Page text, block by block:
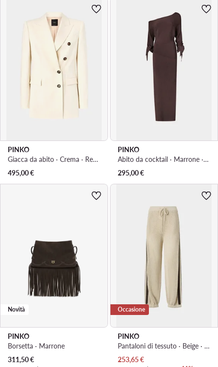
PINKO
Giacca da abito · Crema · Regular Fit
495,00€
PINKO
Abito da cocktail · Marrone · Maxi
295,00€
Novità
PINKO
Borsetta · Marrone
Prezzo attuale
311,50€
Occasione
PINKO
Pantaloni di tessuto · Beige · Regular Fit
Prezzo attuale
253,65€